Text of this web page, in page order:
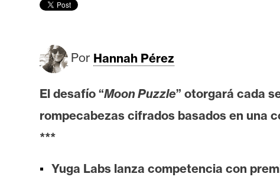
A
A
n
l
i
s
Por Hannah Pérez
El desafío “Moon Puzzle” otorgará cada
rompecabezas cifrados basados en una
***
Yuga Labs lanza competencia con